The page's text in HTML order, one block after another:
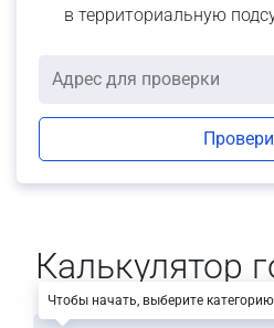
в территориальную
Калькулятор
Чтобы начать, выберите